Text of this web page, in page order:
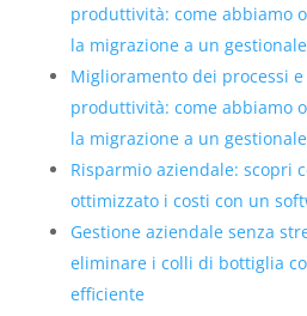
produttività: come abbiamo
la migrazione a un
Miglioramento dei processi
produttività: come abbiamo
la migrazione a un
Risparmio aziendale: scopri
ottimizzato i costi con un
Gestione aziendale senza
eliminare i colli di bottiglia
efficiente